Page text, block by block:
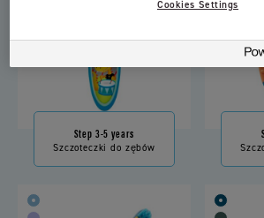
Step 3-5 years
Szczoteczki do zębów
Cookies Settings